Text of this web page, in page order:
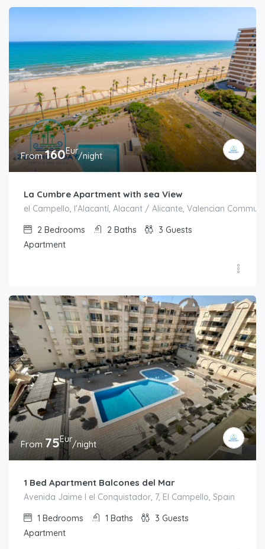
From160Eur/night
La Cumbre Apartment with sea View
el Campello, l'Alacantí, Alacant / Alicante, Valencian
2 Bedrooms 2 Baths 3 Guests
Apartment
From75Eur/night
1 Bed Apartment Balcones del Mar
Avenida Jaime I el Conquistador, 7, El Campello, Spain
1 Bedrooms 1 Baths 3 Guests
Apartment